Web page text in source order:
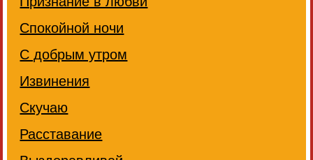
Спокойной ночи
С добрым утром
Извинения
Скучаю
Расставание